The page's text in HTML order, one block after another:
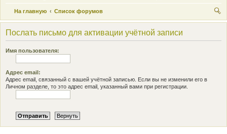
На главную
Список форумов
ои
Послать письмо для активации учётной записи
Имя пользователя:
Адрес email:
Адрес email, связанный с вашей учётной записью. Если вы не изменили его в
Личном разделе, то это адрес email, указанный вами при регистрации.